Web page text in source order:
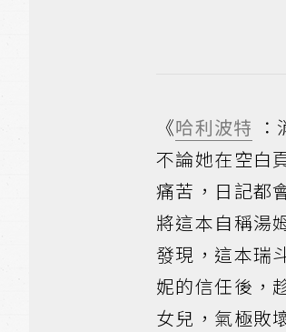
《哈利波特
不論她在空白
痛苦，日記都
將這本自稱湯
發現，這本瑞
妮的信任後，
女兒，氣極敗